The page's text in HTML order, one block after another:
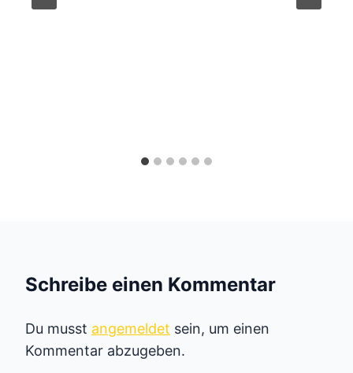
Schreibe einen Kommentar
Du musst angemeldet sein, um einen
Kommentar abzugeben.